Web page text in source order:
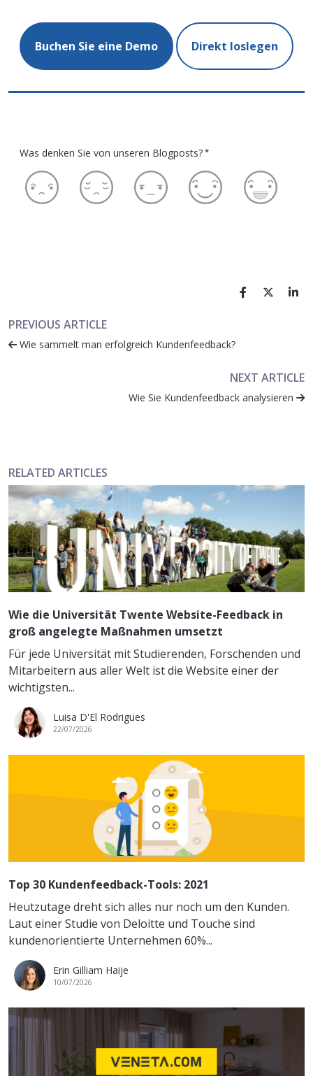
Buchen Sie eine Demo Direkt loslegen
Was denken Sie von unseren Blogposts? *
PREVIOUS ARTICLE
Wie sammelt man erfolgreich Kundenfeedback?
NEXT ARTICLE
Wie Sie Kundenfeedback analysieren
RELATED ARTICLES
Wie die Universität Twente Website-Feedback in
groß angelegte Maßnahmen umsetzt
Für jede Universität mit Studierenden, Forschenden und
Mitarbeitern aus aller Welt ist die Website einer der
wichtigsten...
Luisa D'El Rodrigues
22/07/2026
Top 30 Kundenfeedback-Tools: 2021
Heutzutage dreht sich alles nur noch um den Kunden.
Laut einer Studie von Deloitte und Touche sind
kundenorientierte Unternehmen 60%...
Erin Gilliam Haije
10/07/2026